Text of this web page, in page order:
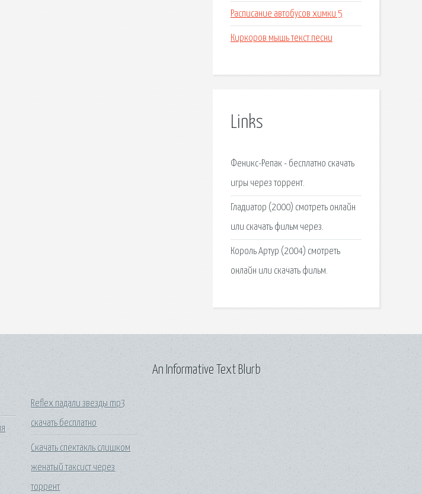
Расписание автобусов химки 5
Киркоров мышь текст песни
Links
Феникс-Репак - бесплатно скачать
игры через торрент.
Гладиатор (2000) смотреть онлайн
или скачать фильм через.
Король Артур (2004) смотреть
онлайн или скачать фильм.
Reflex падали звезды mp3
скачать бесплатно
Скачать спектакль слишком
женатый таксист через
торрент
An Informative Text Blurb